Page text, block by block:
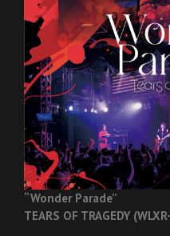
“Wonder Parade”
TEARS OF TRAGEDY